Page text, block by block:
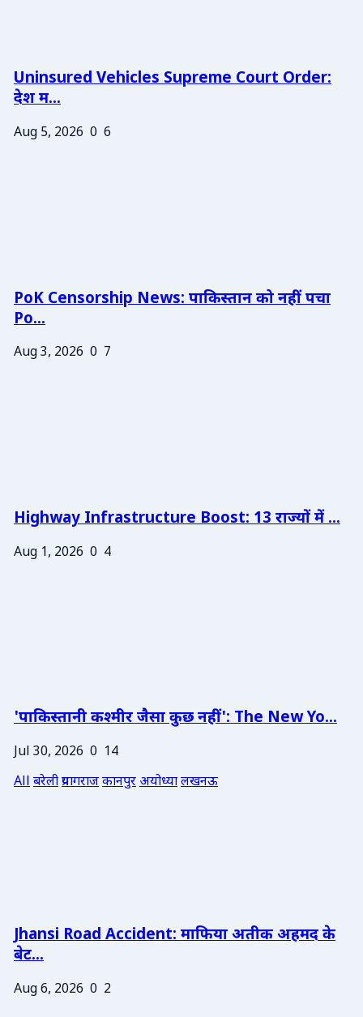
Uninsured Vehicles Supreme Court Order:
देश म...
Aug 5, 2026 0 6
PoK Censorship News: पाकिस्तान को नहीं पचा
Po...
Aug 3, 2026 0 7
Highway Infrastructure Boost: 13 राज्यों में ...
Aug 1, 2026 0 4
'पाकिस्तानी कश्मीर जैसा कुछ नहीं': The New Yo...
Jul 30, 2026 0 14
Allबरेलीप्रयागराजकानपुरअयोध्यालखनऊ
Jhansi Road Accident: माफिया अतीक अहमद के
बेट...
Aug 6, 2026 0 2